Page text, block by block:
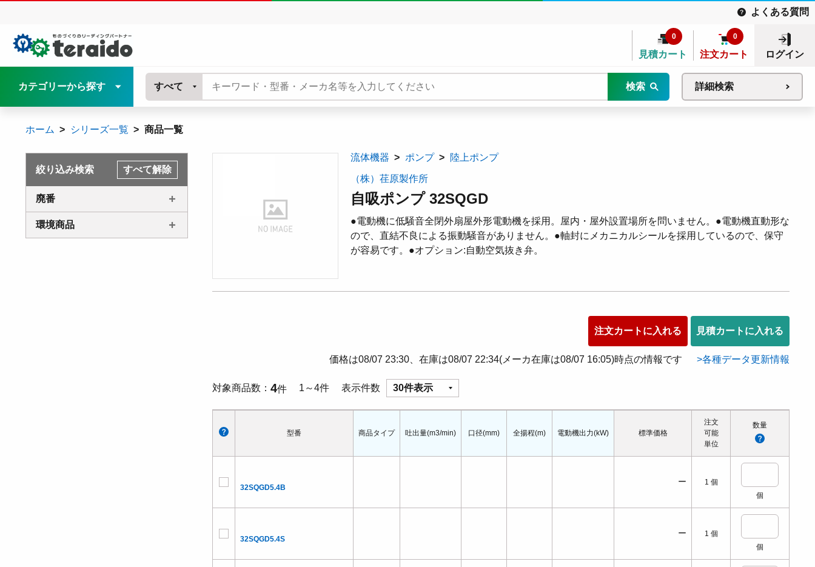
よくある質問
見積カート
0
注文カート
0
ログイン
カテゴリーから探す すべて 検索 詳細検索
ホーム シリーズ一覧 商品一覧
絞り込み検索 すべて解除
廃番
環境商品
流体機器 ポンプ 陸上ポンプ
（株）荏原製作所
自吸ポンプ 32SQGD
●電動機に低騒音全閉外扇屋外形電動機を採用。屋内・屋外設置場所を問いません。●電動機直動形な
ので、直結不良による振動騒音がありません。●軸封にメカニカルシールを採用しているので、保守
が容易です。●オプション:自動空気抜き弁。
注文カートに入れる 見積カートに入れる
価格は08/07 23:30、在庫は08/07 22:34(メーカ在庫は08/07 16:05)時点の情報です 各種データ更新情報
対象商品数 4件 1～4件 表示件数 30件表示
型番
32SQGD5.4B
32SQGD5.4S
商品タイプ 吐出量(m3/min) 口径(mm) 全揚程(m) 電動機出力(kW) 標準価格
注文
可能
単位
数量
ー 1 個
個
ー 1 個
個